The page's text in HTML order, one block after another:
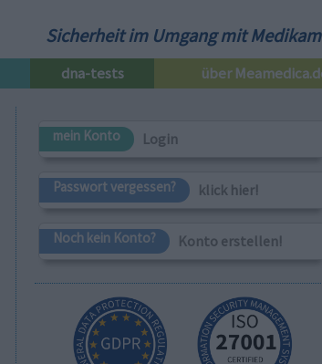
Sicherheit im Umgang mit
dna-tests über
mein Konto Login
Passwort vergessen? klick hier!
Noch kein Konto? Konto erstellen!